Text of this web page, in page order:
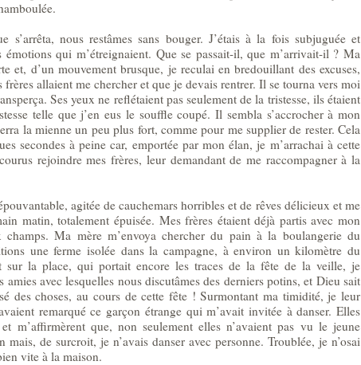
s’arrêta, nous restâmes sans bouger. J’étais à la fois subjuguée et
émotions qui m’étreignaient. Que se passait-il, que m’arrivait-il ? Ma
et, d’un mouvement brusque, je reculai en bredouillant des excuses,
frères allaient me chercher et que je devais rentrer. Il se tourna vers moi
Ses yeux ne reflétaient pas seulement de la tristesse, ils étaient
telle que j’en eus le souffle coupé. Il sembla s’accrocher à mon
la mienne un peu plus fort, comme pour me supplier de rester. Cela
secondes à peine car, emportée par mon élan, je m’arrachai à cette
rejoindre mes frères, leur demandant de me raccompagner à la
agitée de cauchemars horribles et de rêves délicieux et me
matin, totalement épuisée. Mes frères étaient déjà partis avec mon
champs. Ma mère m’envoya chercher du pain à la boulangerie du
une ferme isolée dans la campagne, à environ un kilomètre du
sur la place, qui portait encore les traces de la fête de la veille, je
amies avec lesquelles nous discutâmes des derniers potins, et Dieu sait
des choses, au cours de cette fête ! Surmontant ma timidité, je leur
remarqué ce garçon étrange qui m’avait invitée à danser. Elles
m’affirmèrent que, non seulement elles n’avaient pas vu le jeune
mais, de surcroit, je n’avais danser avec personne. Troublée, je n’osai
vite à la maison.